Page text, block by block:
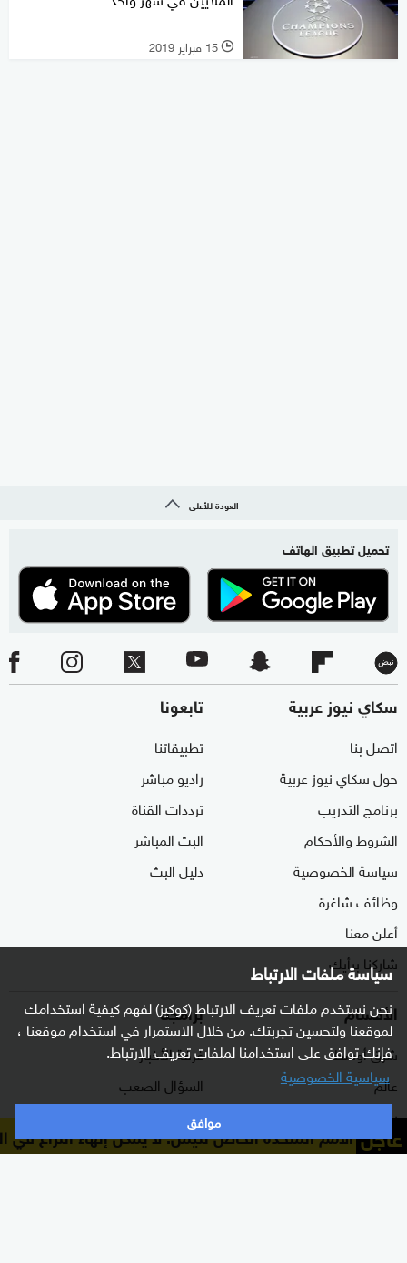
سياسة ملفات الارتباط
نحن نستخدم ملفات تعريف الارتباط (كوكيز) لفهم كيفية استخدامك
لموقعنا ولتحسين تجربتك. من خلال الاستمرار في استخدام موقعنا ،
فإنك توافق على استخدامنا لملفات تعريف الارتباط.
سياسية الخصوصية
موافق
l 15 فبراير 2019
العودة للأعلى
تحميل تطبيق الهاتف
سكاي نيوز عربية
اتصل بنا
حول سكاي نيوز عربية
برنامج التدريب
الشروط والأحكام
سياسة الخصوصية
وظائف شاغرة
أعلن معنا
شاركنا برأيك
تابعونا
تطبيقاتنا
راديو مباشر
ترددات القناة
البث المباشر
دليل البث
الأقسام
شرق أوسط
عالم
رياضة
الذكاء الاصطناعي
برامجنا
غرفة الأخبار
السؤال الصعب
رادار
هجمة مرتدة
عاجل
الأمم المتحدة الخاص لليمن: لا يمكن إنهاء النزاع في